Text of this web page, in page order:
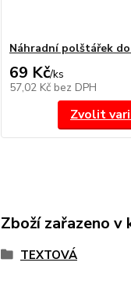
Náhradní polštářek
69 Kč/ks
57,02 Kč bez DPH
Zvolit
Zboží zařazeno v
TEXTOVÁ